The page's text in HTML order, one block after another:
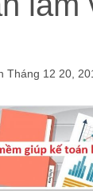
Tháng 12 20,